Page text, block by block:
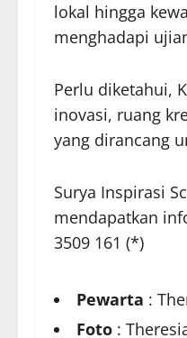
lokal hingga
menghadapi
Perlu diketahui,
inovasi, ruang
yang dirancang
Surya Inspirasi
mendapatkan
3509 161 (*)
Pewarta :
Foto :